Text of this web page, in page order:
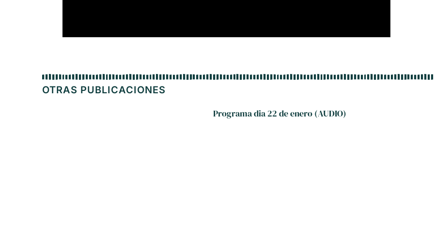
OTRAS PUBLICACIONES
Programa dia 22 de enero (AUDIO)